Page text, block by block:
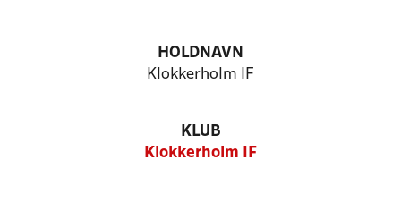
HOLDNAVN
Klokkerholm IF
KLUB
Klokkerholm IF